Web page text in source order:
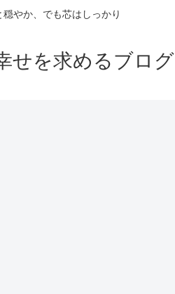
穏やか、でも芯はしっかり
せを求めるブログ